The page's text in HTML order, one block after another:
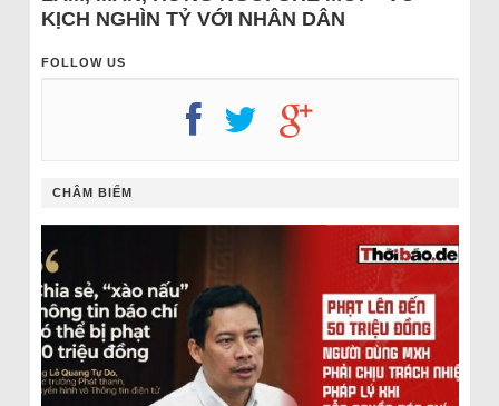
KỊCH NGHÌN TỶ VỚI NHÂN DÂN
FOLLOW US
CHÂM BIẾM